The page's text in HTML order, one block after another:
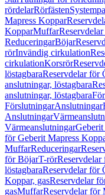
rördelarRörfästen
Mapress Koppar
KopparMuffar
ReduceringarBöjar
rörInvändig cirkulation
cirkulationKorsrör
löstagbaraReservdelar för
anslutningar, löstagbara
anslutningar, löstagbara
FörslutningarAnslutningar
Anslutningar
Värmeanslutningar
för Geberit Mapress
MuffarReduceringar
för BöjarT-rör
löstagbaraReservdelar för
Koppar, gasReservdelar
gasMuffarReservdelar för